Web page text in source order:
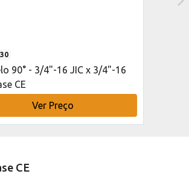
90° - 3/4"-16 JIC x 3/4"-16
CE
Ver Preço
CE